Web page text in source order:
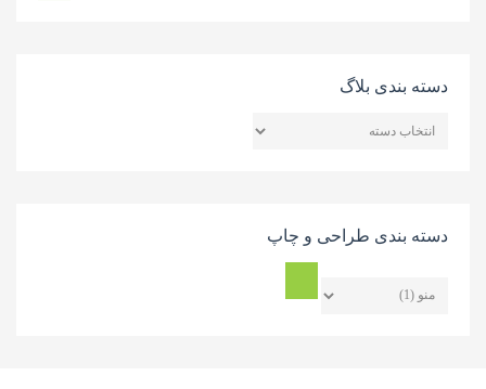
دسته بندی بلاگ
دسته بندی طراحی و چاپ